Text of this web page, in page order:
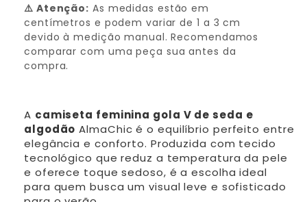
⚠️ Atenção: As medidas estão em
centímetros e podem variar de 1 a 3 cm
devido à medição manual. Recomendamos
comparar com uma peça sua antes da
compra.
A camiseta feminina gola V de seda e
algodão AlmaChic é o equilíbrio perfeito entre
elegância e conforto. Produzida com tecido
tecnológico que reduz a temperatura da pele
e oferece toque sedoso, é a escolha ideal
para quem busca um visual leve e sofisticado